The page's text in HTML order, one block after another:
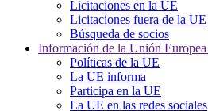
Licitaciones en la UE
Licitaciones fuera de la UE
Búsqueda de socios
Información de la Unión Europea
Políticas de la UE
La UE informa
Participa en la UE
La UE en las redes sociales